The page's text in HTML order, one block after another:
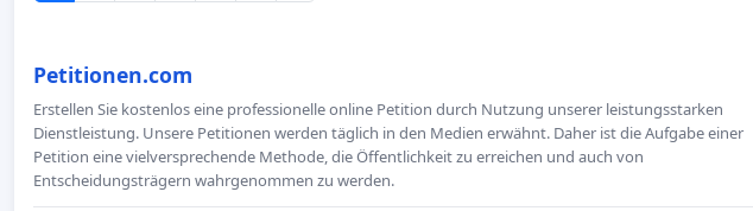
Petitionen.com
Erstellen Sie kostenlos eine professionelle online Petition durch Nutzung unserer leistungsstarken
Dienstleistung. Unsere Petitionen werden täglich in den Medien erwähnt. Daher ist die Aufgabe einer
Petition eine vielversprechende Methode, die Öffentlichkeit zu erreichen und auch von
Entscheidungsträgern wahrgenommen zu werden.